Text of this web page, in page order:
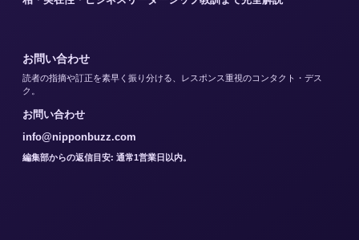
お問い合わせ
読者の指摘や訂正を素早く振り分ける、レスポンス重視のコンタクト・デス
ク。
お問い合わせ
info@nipponbuzz.com
編集部からの返信目安: 通常1営業日以内。